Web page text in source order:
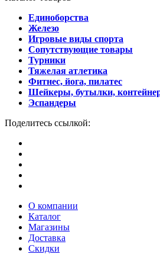
Единоборства
Железо
Игровые виды спорта
Сопутствующие товары
Турники
Тяжелая атлетика
Фитнес, йога, пилатес
Шейкеры, бутылки,
Эспандеры
Поделитесь ссылкой:
О компании
Каталог
Магазины
Доставка
Скидки